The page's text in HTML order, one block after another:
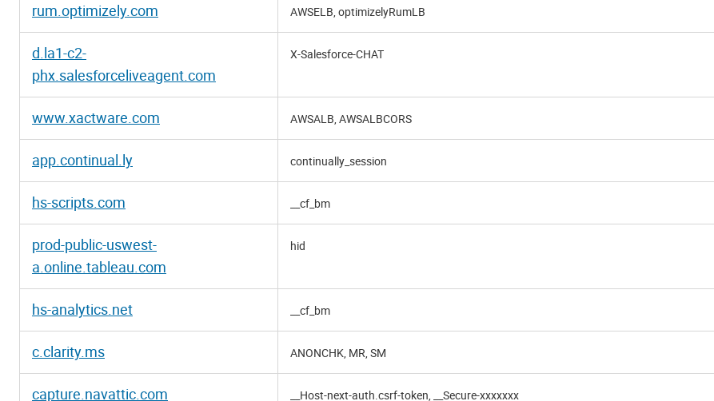
rum.optimizely.com AWSELB, optimizelyRumLB
d.la1-c2-
phx.salesforceliveagent.com
X-Salesforce-CHAT
www.xactware.com AWSALB, AWSALBCORS
app.continual.ly continually_session
hs-scripts.com __cf_bm
prod-public-uswest-
a.online.tableau.com
hid
hs-analytics.net __cf_bm
c.clarity.ms ANONCHK, MR, SM
capture.navattic.com __Host-next-auth.csrf-token, __Secure-xxxxxxx